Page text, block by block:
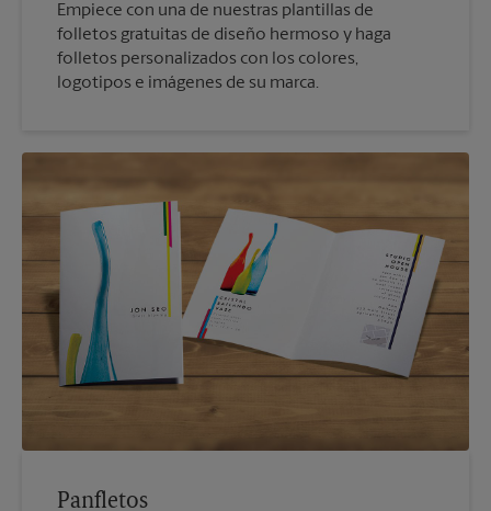
Empiece con una de nuestras plantillas de
folletos gratuitas de diseño hermoso y haga
folletos personalizados con los colores,
logotipos e imágenes de su marca.
Panfletos